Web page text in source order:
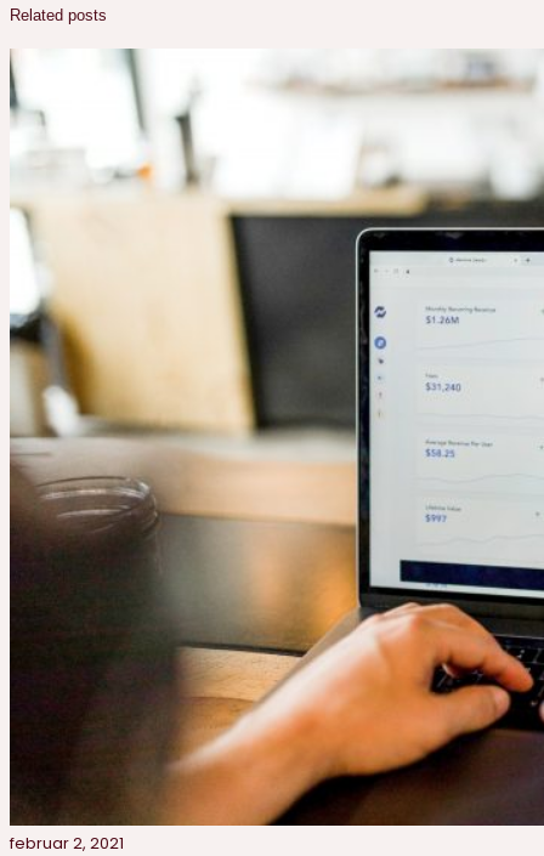
Related posts
februar 2, 2021